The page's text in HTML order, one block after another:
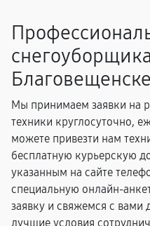
Благовещенске
Мы принимаем заявки на
техники круглосуточно,
можете привезти нам
бесплатную курьерскую
указанным на сайте
специальную онлайн-
заявку и свяжемся с вами
лучшие условия